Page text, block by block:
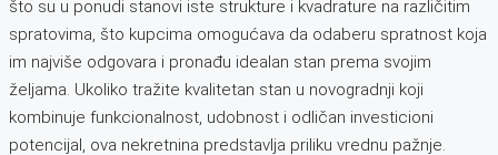
što su u ponudi stanovi iste strukture i kvadrature na različitim
spratovima, što kupcima omogućava da odaberu spratnost koja
im najviše odgovara i pronađu idealan stan prema svojim
željama. Ukoliko tražite kvalitetan stan u novogradnji koji
kombinuje funkcionalnost, udobnost i odličan investicioni
potencijal, ova nekretnina predstavlja priliku vrednu pažnje.